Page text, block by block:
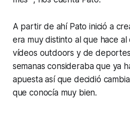
A partir de ahí Pato inició a
era muy distinto al que hace
vídeos outdoors y de
semanas consideraba que ya
apuesta así que decidió
que conocía muy bien.